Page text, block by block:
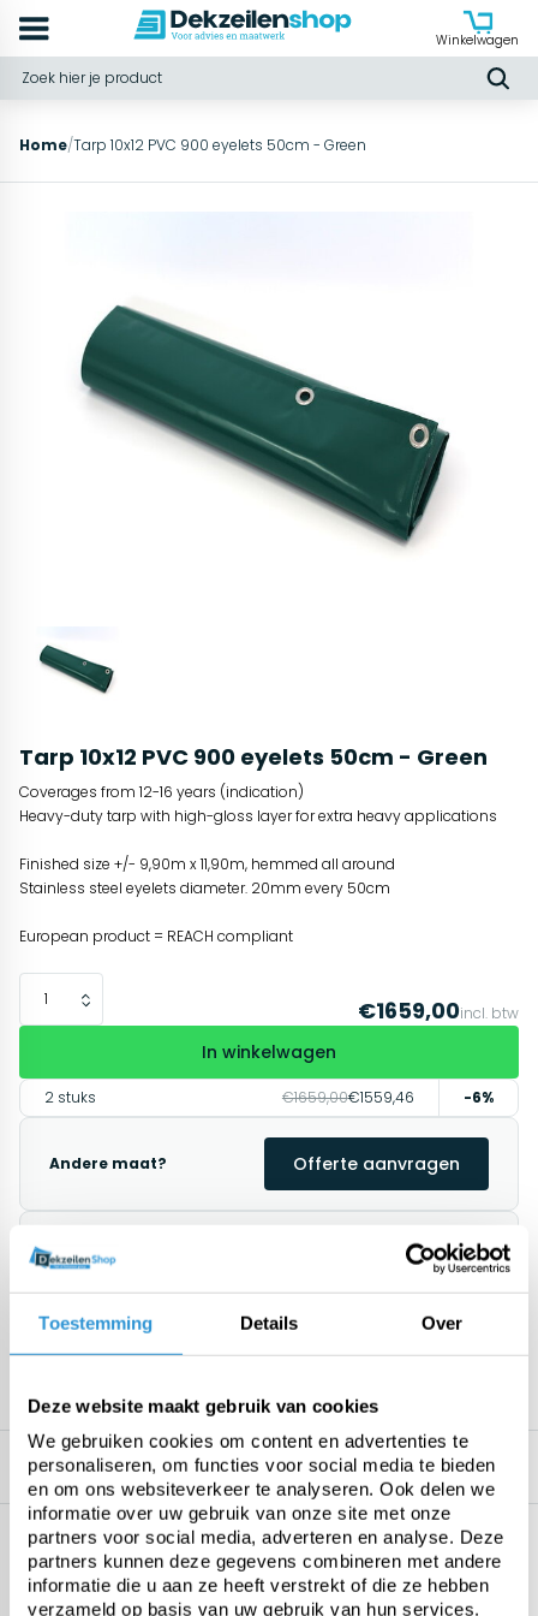
Toestemming Details Over
Deze website maakt gebruik van cookies
We gebruiken cookies om content en advertenties te
personaliseren, om functies voor social media te bieden
en om ons websiteverkeer te analyseren. Ook delen we
informatie over uw gebruik van onze site met onze
partners voor social media, adverteren en analyse. Deze
partners kunnen deze gegevens combineren met andere
informatie die u aan ze heeft verstrekt of die ze hebben
verzameld op basis van uw gebruik van hun services.
Winkelwagen
Home/Tarp 10x12 PVC 900 eyelets 50cm - Green
Tarp 10x12 PVC 900 eyelets 50cm - Green
Coverages from 12-16 years (indication)
Heavy-duty tarp with high-gloss layer for extra heavy applications
Finished size +/- 9,90m x 11,90m, hemmed all around
Stainless steel eyelets diameter. 20mm every 50cm
European product = REACH compliant
€1659,00incl. btw
In winkelwagen
2 stuks €1659,00€1559,46 -6%
Andere maat? Offerte aanvragen
Direct leverbaar
1-2 weeks (customized product)
Afhalen mogelijk in Antwerpen
Retourneren binnen 14 dagen (alleen standaard
producten)
1195+ klanten geven ons een 9.8/10
OmschrijvingRelated products
Specificaties
Geen specificaties beschikbaar.